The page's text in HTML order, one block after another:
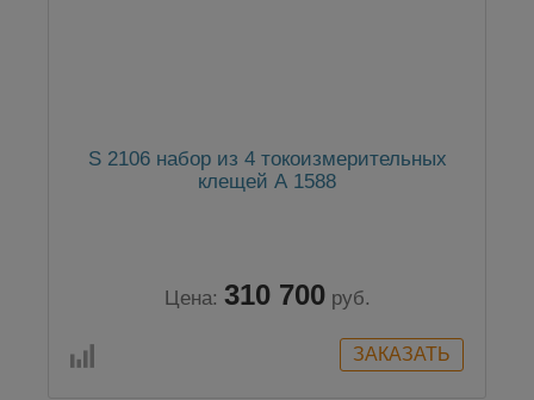
S 2106 набор из 4 токоизмерительных
клещей А 1588
Цена: 310 700 руб.